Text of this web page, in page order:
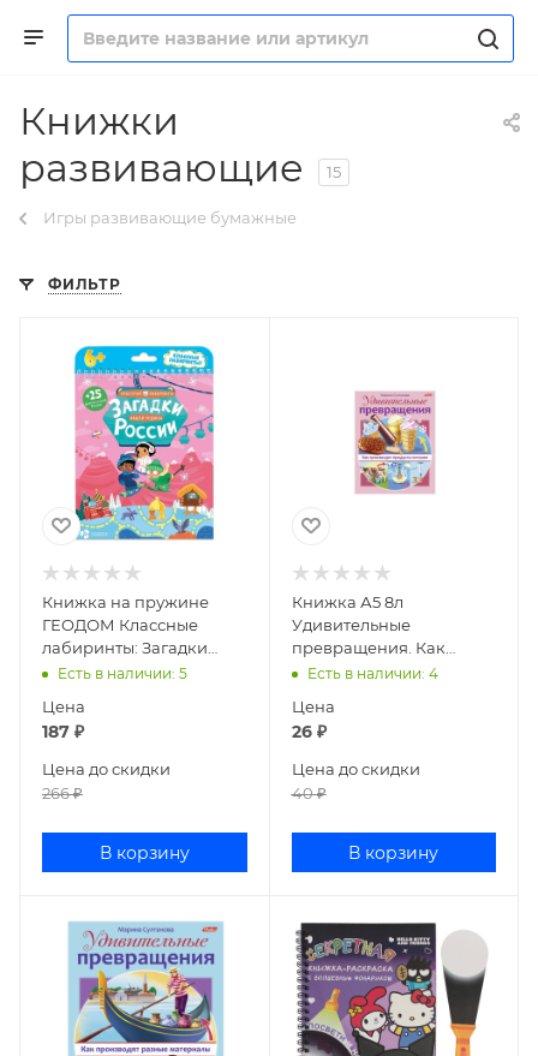
Книжки
развивающие
15
Игры развивающие бумажные
ФИЛЬТР
Книжка на пружине
ГЕОДОМ Классные
лабиринты: Загадки
нашей родины России
Есть в наличии: 5
Цена
187 ₽
Цена до скидки
266₽
В корзину
Книжка А5 8л
Удивительные
превращения. Как
производят продукты
Есть в наличии: 4
Цена
26₽
Цена до скидки
40₽
В корзину